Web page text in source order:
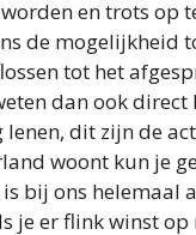
en trots op
de mogelijkheid
tot het
dan ook direct
dit zijn de
woont kun je
bij ons helemaal
je er flink winst op